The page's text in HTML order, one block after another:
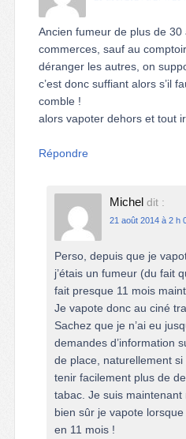
Ancien fumeur de plus de
commerces, sauf au
déranger les autres, on
c’est donc suffiant alors s’il
comble !
alors vapoter dehors et tout
Répondre
Michel dit :
21 août 2014 à 2 h
Perso, depuis que je
j’étais un fumeur (du fait
fait presque 11 mois
Je vapote donc au ciné
Sachez que je n’ai eu
demandes d’information
de place, naturellement si
tenir facilement plus de
tabac. Je suis
bien sûr je vapote
en 11 mois !